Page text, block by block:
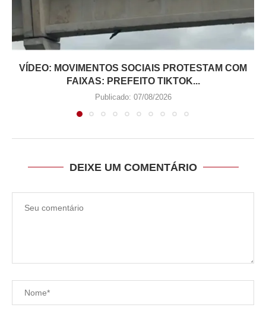
VÍDEO: MOVIMENTOS SOCIAIS PROTESTAM COM
FAIXAS: PREFEITO TIKTOK...
Publicado: 07/08/2026
DEIXE UM COMENTÁRIO